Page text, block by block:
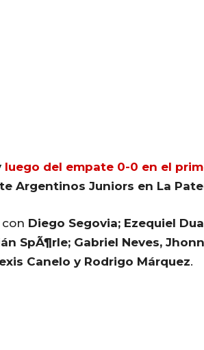
luego del empate 0-0 en el
Argentinos Juniors en La
Diego Segovia; Ezequiel
SpÃ¶rle; Gabriel Neves,
Canelo y Rodrigo Márquez.